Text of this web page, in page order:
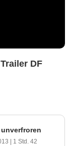
DF
| 1 Std. 42